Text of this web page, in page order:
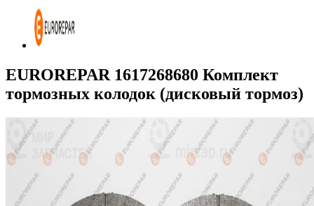
EUROREPAR 1617268680 Комплект
тормозных колодок (дисковый тормоз)